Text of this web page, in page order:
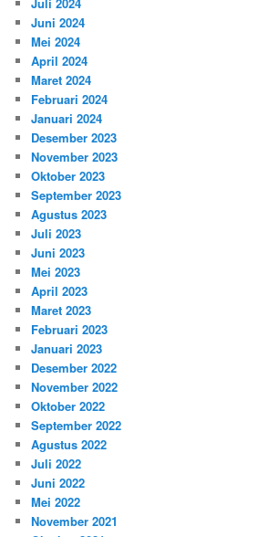
Juni 2024
Mei 2024
April 2024
Maret 2024
Februari 2024
Januari 2024
Desember 2023
November 2023
Oktober 2023
September 2023
Agustus 2023
Juli 2023
Juni 2023
Mei 2023
April 2023
Maret 2023
Februari 2023
Januari 2023
Desember 2022
November 2022
Oktober 2022
September 2022
Agustus 2022
Juli 2022
Juni 2022
Mei 2022
November 2021